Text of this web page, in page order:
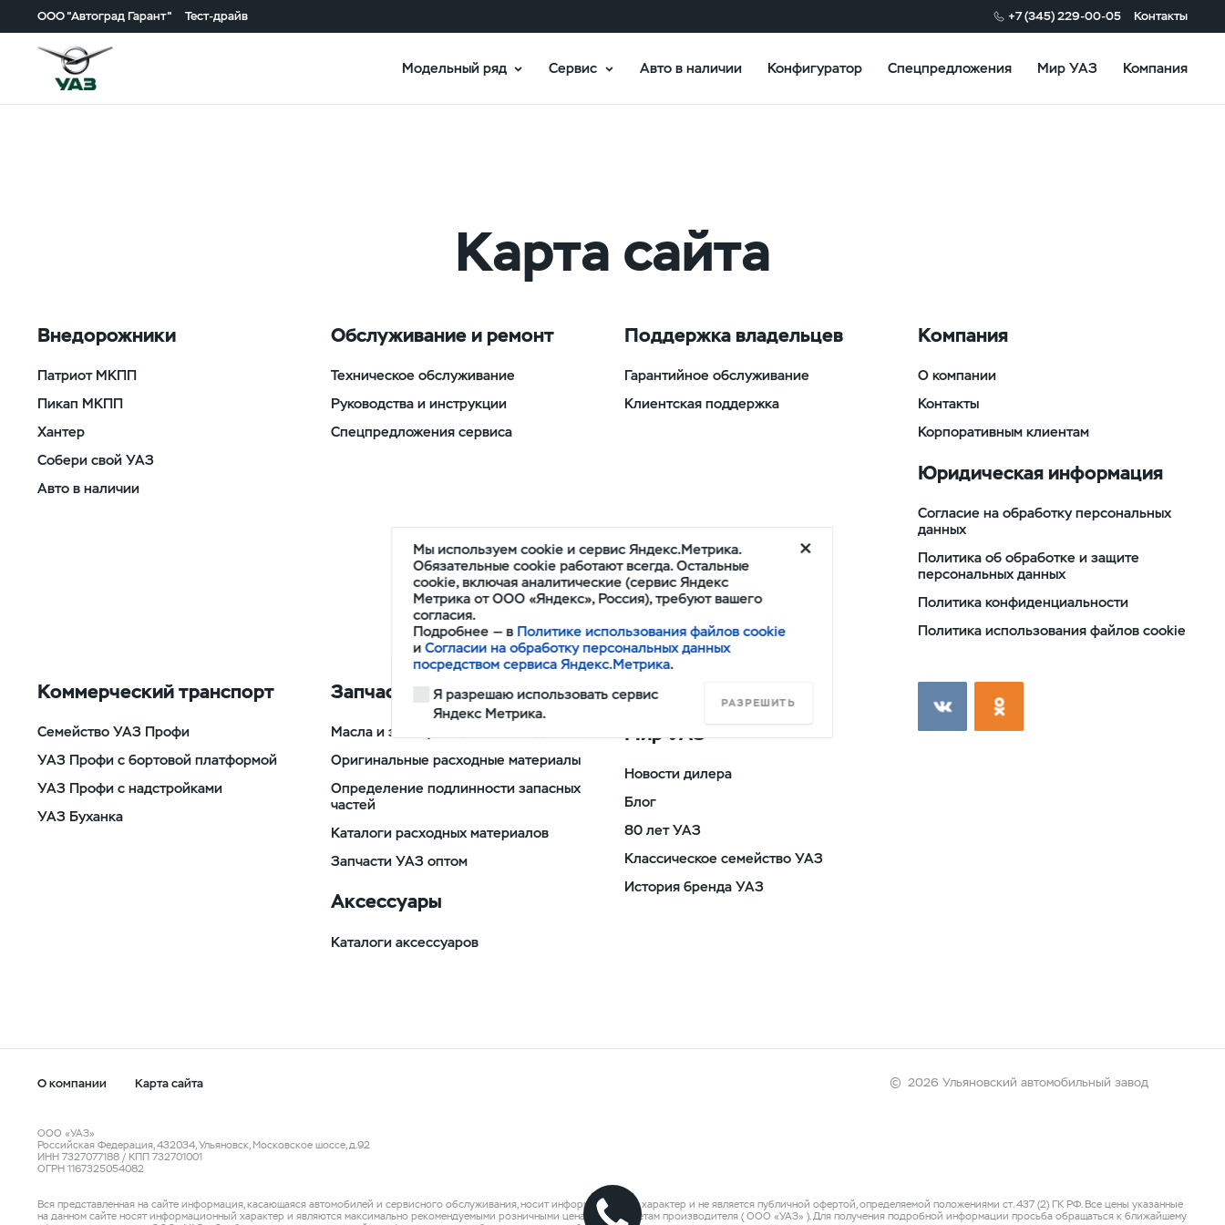
ООО "Автоград Гарант" Тест-драйв +7 (345) 229-00-05 Контакты
Модельный ряд Сервис Авто в наличии Конфигуратор Спецпредложения Мир УАЗ Компания
Карта сайта
Внедорожники
Патриот МКПП
Пикап МКПП
Хантер
Собери свой УАЗ
Авто в наличии
Обслуживание и ремонт
Техническое обслуживание
Руководства и инструкции
Спецпредложения сервиса
Поддержка владельцев
Гарантийное обслуживание
Клиентская поддержка
Компания
О компании
Контакты
Корпоративным клиентам
Юридическая информация
Согласие на обработку персональных
данных
Политика об обработке и защите
персональных данных
Политика конфиденциальности
Политика использования файлов cookie
Коммерческий транспорт
Семейство УАЗ Профи
УАЗ Профи с бортовой платформой
УАЗ Профи с надстройками
УАЗ Буханка
Запчасти
Масла и эксплуатационные жидкости
Оригинальные расходные материалы
Определение подлинности запасных
частей
Каталоги расходных материалов
Запчасти УАЗ оптом
Аксессуары
Каталоги аксессуаров
Спецпредложения
Мир УАЗ
Новости дилера
Блог
80 лет УАЗ
Классическое семейство УАЗ
История бренда УАЗ
О компании Карта сайта © 2026 Ульяновский автомобильный завод
ООО «УАЗ»
Российская Федерация, 432034, Ульяновск, Московское шоссе, д.92
ИНН 7327077188 / КПП 732701001
ОГРН 1167325054082
Вся представленная на сайте информация, касающаяся автомобилей и сервисного обслуживания, носит информационный характер и не является публичной офертой, определяемой положениями ст. 437 (2) ГК РФ. Все цены указанные
на данном сайте носят информационный характер и являются максимально рекомендуемыми розничными ценами по расчетам производителя ( ООО «УАЗ» ). Для получения подробной информации просьба обращаться к ближайшему
Мы используем cookie и сервис Яндекс.Метрика.
Обязательные cookie работают всегда. Остальные
cookie, включая аналитические (сервис Яндекс
Метрика от ООО «Яндекс», Россия), требуют вашего
согласия.
Подробнее — в Политике использования файлов cookie
иСогласии на обработку персональных данных
посредством сервиса Яндекс.Метрика.
Я разрешаю использовать сервис
Яндекс Метрика.
РАЗРЕШИТЬ